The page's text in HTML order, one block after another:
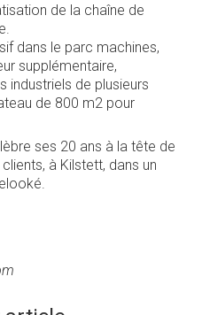
de la chaîne de
dans le parc machines,
supplémentaire,
industriels de plusieurs
de 800 m2 pour
ses 20 ans à la tête de
à Kilstett, dans un